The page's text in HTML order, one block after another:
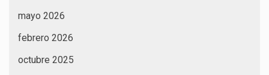
mayo 2026
febrero 2026
octubre 2025